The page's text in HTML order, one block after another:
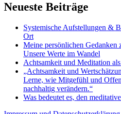
Neueste Beiträge
Systemische Aufstellungen &
Ort
Meine persönlichen Gedanken
Unsere Werte im Wandel
Achtsamkeit und Meditation
„Achtsamkeit und
Lerne, wie Mitgefühl und
nachhaltig verändern.“
Was bedeutet es, den